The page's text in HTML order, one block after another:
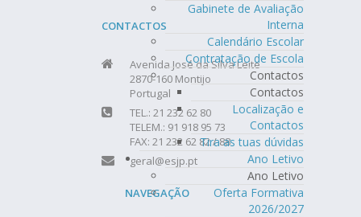
Gabinete de Avaliação
Interna
Calendário Escolar
Contratação de Escola
Contactos
Contactos
Localização e
Contactos
Tira as tuas dúvidas
Ano Letivo
Ano Letivo
Oferta Formativa
2026/2027
CONTACTOS
Avenida José da Silva Leite
2870-160 Montijo
Portugal
TEL.: 21 232 62 80
TELEM.: 91 918 95 73
FAX: 21 232 62 82 / 88
geral@esjp.pt
NAVEGAÇÃO